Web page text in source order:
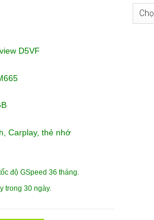
D5VF
Carplay, thẻ nhớ
độ GSpeed 36 tháng.
trong 30 ngày.
Tìm